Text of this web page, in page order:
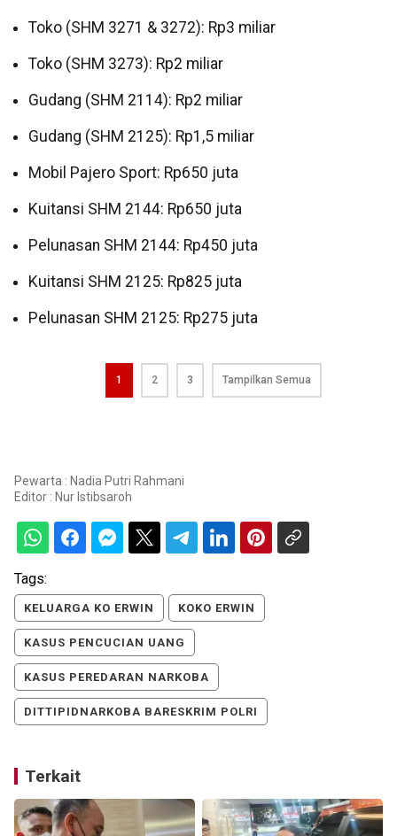
Toko (SHM 3271 & 3272): Rp3 miliar
Toko (SHM 3273): Rp2 miliar
Gudang (SHM 2114): Rp2 miliar
Gudang (SHM 2125): Rp1,5 miliar
Mobil Pajero Sport: Rp650 juta
Kuitansi SHM 2144: Rp650 juta
Pelunasan SHM 2144: Rp450 juta
Kuitansi SHM 2125: Rp825 juta
Pelunasan SHM 2125: Rp275 juta
1 2 3 Tampilkan Semua
Pewarta : Nadia Putri Rahmani
Editor : Nur Istibsaroh
Tags:
KELUARGA KO ERWIN KOKO ERWIN
KASUS PENCUCIAN UANG
KASUS PEREDARAN NARKOBA
DITTIPIDNARKOBA BARESKRIM POLRI
Terkait